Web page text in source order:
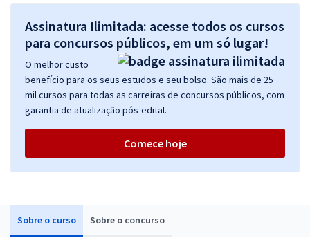
Sobre o curso Sobre o concurso
Assinatura Ilimitada: acesse todos os cursos
para concursos públicos, em um só lugar!
O melhor custo
benefício para os seus estudos e seu bolso. São mais de 25
mil cursos para todas as carreiras de concursos públicos, com
garantia de atualização pós-edital.
Comece hoje